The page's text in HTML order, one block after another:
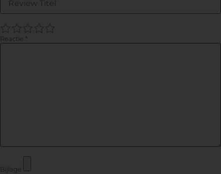
5
4
3
2
Reactie *
Bijlage